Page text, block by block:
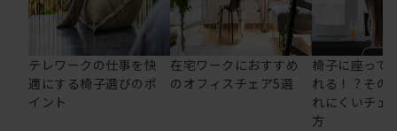
テレワークの仕事を快
適にする椅子選びのポ
イント
在宅ワークにおすすめ
のオフィスチェア5選
椅子に座って
れる！？その
れにくいチェ
方